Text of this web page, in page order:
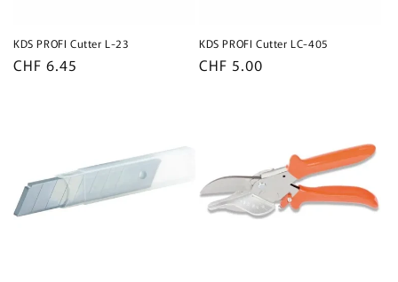
KDS PROFI Cutter L-23
Prix
CHF 6.45
KDS PROFI Cutter LC-405
Prix
CHF 5.00